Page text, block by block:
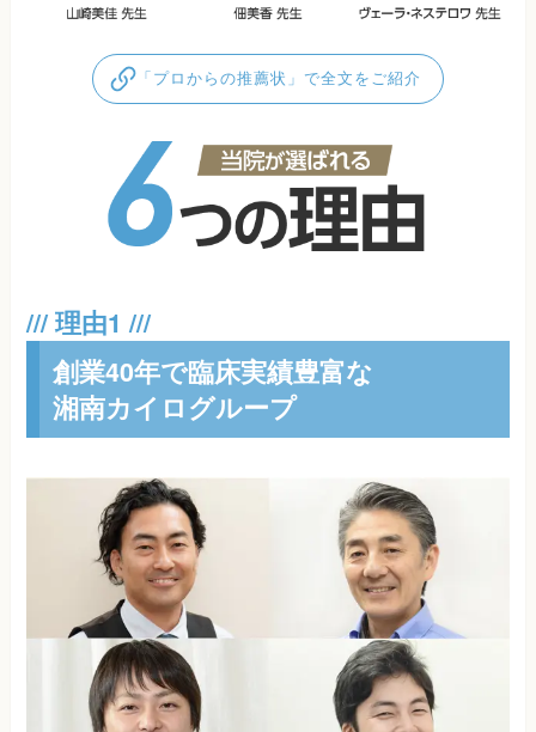
「プロからの推薦状」で全文をご紹介
創業40年で臨床実績豊富な
湘南カイログループ